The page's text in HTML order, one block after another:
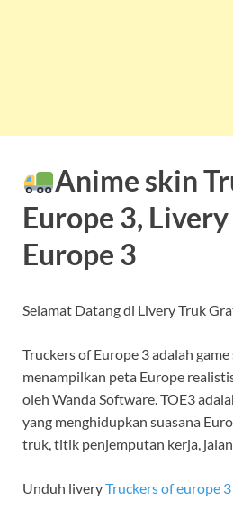
Anime skin
Europe 3,
Europe 3
Selamat Datang di Livery Truk
Truckers of Europe 3 adalah
menampilkan peta Europe
oleh Wanda Software. TOE3
yang menghidupkan suasana
truk, titik penjemputan kerja,
Unduh liveryTruckers of europe 3